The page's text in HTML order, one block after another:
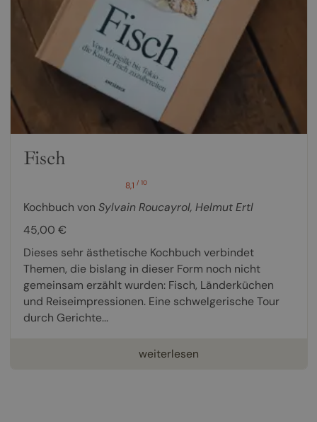
Fisch
8,1/ 10
Kochbuch von Sylvain Roucayrol, Helmut Ertl
45,00 €
Dieses sehr ästhetische Kochbuch verbindet
Themen, die bislang in dieser Form noch nicht
gemeinsam erzählt wurden: Fisch, Länderküchen
und Reiseimpressionen. Eine schwelgerische Tour
durch Gerichte...
weiterlesen